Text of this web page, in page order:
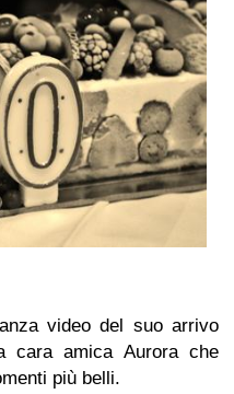
video del suo arrivo
cara amica Aurora che
più belli.